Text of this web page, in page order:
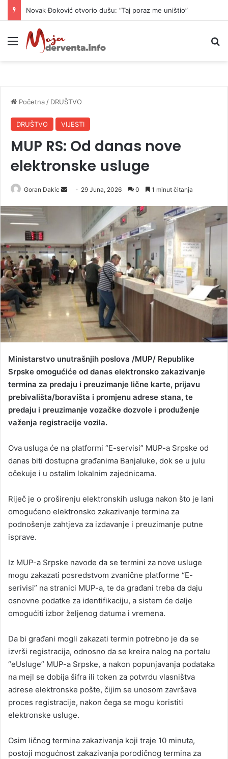
Novak Đoković otvorio dušu: “Taj poraz me uništio”
Meni
Početna / DRUŠTVO
DRUŠTVO VIJESTI
MUP RS: Od danas nove
elektronske usluge
Goran Dakic
n
e
m
a
l
29 Juna, 2026 0 1 minut čitanja
Ministarstvo unutrašnjih poslova /MUP/ Republike
Srpske omogućiće od danas elektronsko zakazivanje
termina za predaju i preuzimanje lične karte, prijavu
prebivališta/boravišta i promjenu adrese stana, te
predaju i preuzimanje vozačke dozvole i produženje
važenja registracije vozila.
Ova usluga će na platformi “E-servisi” MUP-a Srpske od
danas biti dostupna građanima Banjaluke, dok se u julu
očekuje i u ostalim lokalnim zajednicama.
Riječ je o proširenju elektronskih usluga nakon što je lani
omogućeno elektronsko zakazivanje termina za
podnošenje zahtjeva za izdavanje i preuzimanje putne
isprave.
Iz MUP-a Srpske navode da se termini za nove usluge
mogu zakazati posredstvom zvanične platforme “E-
serivisi” na stranici MUP-a, te da građani treba da daju
osnovne podatke za identifikaciju, a sistem će dalje
omogućiti izbor željenog datuma i vremena.
Da bi građani mogli zakazati termin potrebno je da se
izvrši registracija, odnosno da se kreira nalog na portalu
“eUsluge” MUP-a Srpske, a nakon popunjavanja podataka
na mejl se dobija šifra ili token za potvrdu vlasništva
adrese elektronske pošte, čijim se unosom završava
proces registracije, nakon čega se mogu koristiti
elektronske usluge.
Osim ličnog termina zakazivanja koji traje 10 minuta,
postoji mogućnost zakazivanja porodičnog termina za